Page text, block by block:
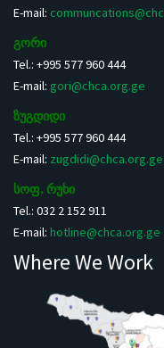
E-mail:
გორი
Tel.: +995 577 960 444
E-mail: gori@chca.org.ge
ზუგდიდი
Tel.: +995 577 960 444
E-mail: zugdidi@chca.org.ge
სოფ. რუხი
Tel.: 032 2 152 911
E-mail: hotline@chca.org.ge
Where We Work